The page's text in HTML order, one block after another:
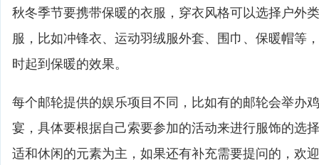
秋冬季节要携带保暖的衣服，穿衣风格可以选择户外
服，比如冲锋衣、运动羽绒服外套、围巾、保暖帽等
时起到保暖的效果。
每个邮轮提供的娱乐项目不同，比如有的邮轮会举办
宴，具体要根据自己索要参加的活动来进行服饰的选
适和休闲的元素为主，如果还有补充需要提问的，欢